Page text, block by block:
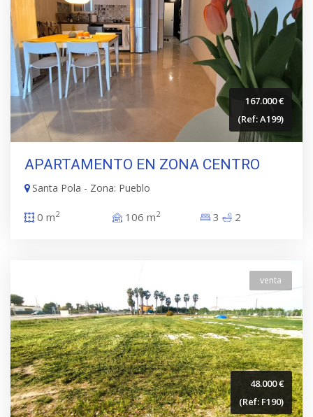
167.000 €
(Ref: A199)
APARTAMENTO EN ZONA CENTRO
Santa Pola - Zona: Pueblo
0 m2 106 m2 3 2
48.000 €
(Ref: F190)
venta